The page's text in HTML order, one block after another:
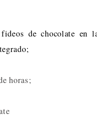
de chocolate
horas;